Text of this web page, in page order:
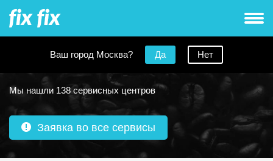
Ваш город Москва? Да Нет
Ремонт кофемашин в Москве
Мы нашли 138 сервисных центров
Заявка во все сервисы